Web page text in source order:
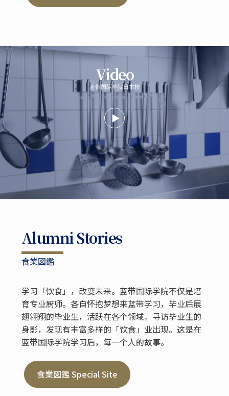
Video
蓝带国际学院日本校
Alumni Stories
食業図鑑
学习「饮食」，改变未来。蓝带国际学院不仅是培
育专业厨师。各自怀抱梦想来蓝带学习，毕业后展
翅翱翔的毕业生，活跃在各个领域。寻访毕业生的
身影，发现有丰富多样的「饮食」业出现。这是在
蓝带国际学院学习后，每一个人的故事。
食業図鑑 Special Site